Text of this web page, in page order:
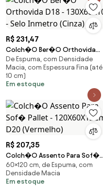
R$ 231,47
Colch�O Ber�O Orthovida
D18 - 130X60X10 - Selo Inmetro
(Cinza)
De Espuma, com Densidade
Macia, com Espessura Fina (até
10 cm)
Em estoque
R$ 207,35
Colch�O Assento Para Sof�
Pallet - 120X60X12Cm D20
(Vermelho)
60×120 cm, de Espuma, com
Densidade Macia
Em estoque